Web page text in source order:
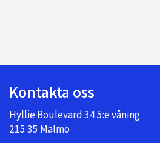
Kontakta oss
Hyllie Boulevard 34 5:e våning
215 35 Malmö